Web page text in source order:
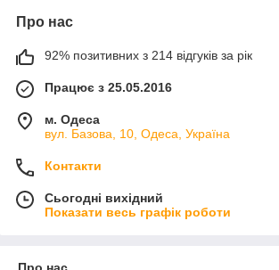
Про нас
92% позитивних з 214 відгуків за рік
Працює з 25.05.2016
м. Одеса
вул. Базова, 10, Одеса, Україна
Контакти
Сьогодні вихідний
Показати весь графік роботи
Про нас